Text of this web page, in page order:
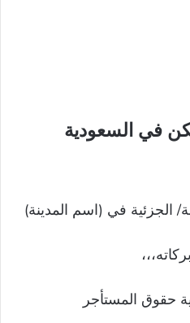
في السعودية
الجزئية في (اسم المدينة)
حقوق المستأجر